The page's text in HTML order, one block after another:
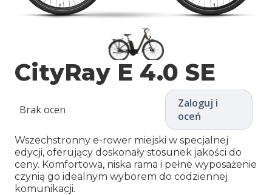
CityRay E 4.0 SE
Brak ocen
Zaloguj i
oceń
Wszechstronny e-rower miejski w specjalnej
edycji, oferujący doskonały stosunek jakości do
ceny. Komfortowa, niska rama i pełne wyposażenie
czynią go idealnym wyborem do codziennej
komunikacji.